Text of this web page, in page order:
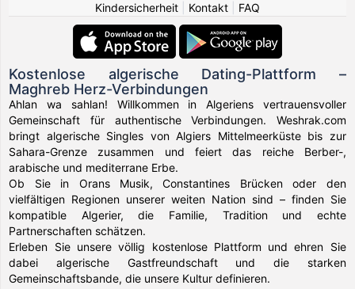
Kindersicherheit
Kontakt FAQ
Kostenlose algerische Dating-Plattform –
Maghreb Herz-Verbindungen
Ahlan wa sahlan! Willkommen in Algeriens vertrauensvoller
Gemeinschaft für authentische Verbindungen. Weshrak.com
bringt algerische Singles von Algiers Mittelmeerküste bis zur
Sahara-Grenze zusammen und feiert das reiche Berber-,
arabische und mediterrane Erbe.
Ob Sie in Orans Musik, Constantines Brücken oder den
vielfältigen Regionen unserer weiten Nation sind – finden Sie
kompatible Algerier, die Familie, Tradition und echte
Partnerschaften schätzen.
Erleben Sie unsere völlig kostenlose Plattform und ehren Sie
dabei algerische Gastfreundschaft und die starken
Gemeinschaftsbande, die unsere Kultur definieren.